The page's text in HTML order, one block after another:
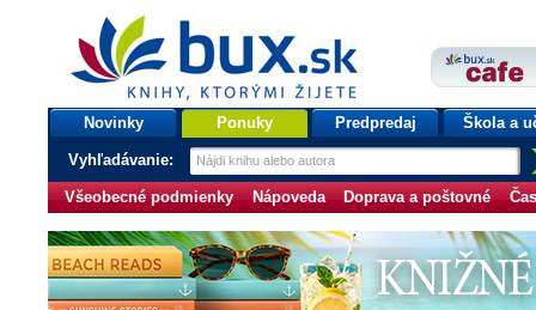
bux.sk
knihy, ktorými žijete
Úvodná stránka
Novinky Ponuky Predpredaj Škola a
Vyhľadávanie:
Všeobecné podmienky Nápoveda Doprava a poštovné